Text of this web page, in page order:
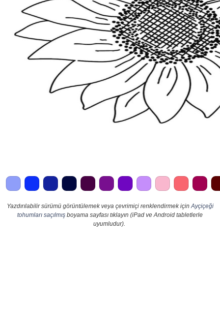
Yazdırılabilir sürümü görüntülemek veya çevrimiçi renklendirmek için Ayçiçeği
tohumları saçılmış boyama sayfası tıklayın (iPad ve Android tabletlerle
uyumludur).